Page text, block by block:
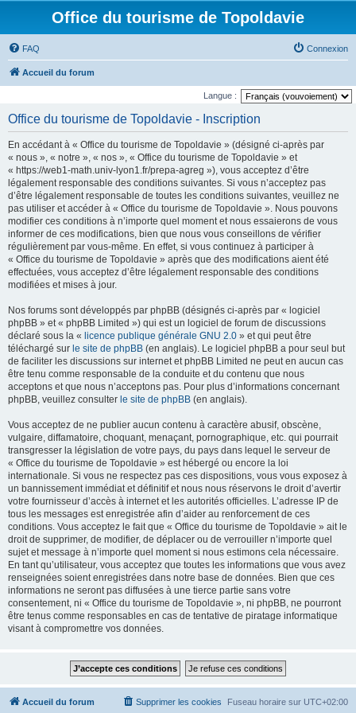
Office du tourisme de Topoldavie
FAQ Connexion
Accueil du forum
Langue :
Office du tourisme de Topoldavie - Inscription
En accédant à « Office du tourisme de Topoldavie » (désigné ci-après par
« nous », « notre », « nos », « Office du tourisme de Topoldavie » et
« https://web1-math.univ-lyon1.fr/prepa-agreg »), vous acceptez d’être
légalement responsable des conditions suivantes. Si vous n’acceptez pas
d’être légalement responsable de toutes les conditions suivantes, veuillez ne
pas utiliser et accéder à « Office du tourisme de Topoldavie ». Nous pouvons
modifier ces conditions à n’importe quel moment et nous essaierons de vous
informer de ces modifications, bien que nous vous conseillons de vérifier
régulièrement par vous-même. En effet, si vous continuez à participer à
« Office du tourisme de Topoldavie » après que des modifications aient été
effectuées, vous acceptez d’être légalement responsable des conditions
modifiées et mises à jour.
Nos forums sont développés par phpBB (désignés ci-après par « logiciel
phpBB » et « phpBB Limited ») qui est un logiciel de forum de discussions
déclaré sous la « licence publique générale GNU 2.0 » et qui peut être
téléchargé sur le site de phpBB (en anglais). Le logiciel phpBB a pour seul but
de faciliter les discussions sur internet et phpBB Limited ne peut en aucun cas
être tenu comme responsable de la conduite et du contenu que nous
acceptons et que nous n’acceptons pas. Pour plus d’informations concernant
phpBB, veuillez consulter le site de phpBB (en anglais).
Vous acceptez de ne publier aucun contenu à caractère abusif, obscène,
vulgaire, diffamatoire, choquant, menaçant, pornographique, etc. qui pourrait
transgresser la législation de votre pays, du pays dans lequel le serveur de
« Office du tourisme de Topoldavie » est hébergé ou encore la loi
internationale. Si vous ne respectez pas ces dispositions, vous vous exposez à
un bannissement immédiat et définitif et nous nous réservons le droit d’avertir
votre fournisseur d’accès à internet et les autorités officielles. L’adresse IP de
tous les messages est enregistrée afin d’aider au renforcement de ces
conditions. Vous acceptez le fait que « Office du tourisme de Topoldavie » ait le
droit de supprimer, de modifier, de déplacer ou de verrouiller n’importe quel
sujet et message à n’importe quel moment si nous estimons cela nécessaire.
En tant qu’utilisateur, vous acceptez que toutes les informations que vous avez
renseignées soient enregistrées dans notre base de données. Bien que ces
informations ne seront pas diffusées à une tierce partie sans votre
consentement, ni « Office du tourisme de Topoldavie », ni phpBB, ne pourront
être tenus comme responsables en cas de tentative de piratage informatique
visant à compromettre vos données.
Accueil du forum Fuseau horaire sur UTC+02:00
Supprimer les cookies